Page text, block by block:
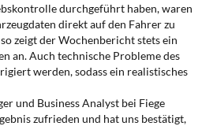
durchgeführt haben, waren
direkt auf den Fahrer zu
zeigt der Wochenbericht stets ein
an. Auch technische Probleme des
werden, sodass ein realistisches
und Business Analyst bei Fiege
zufrieden und hat uns bestätigt,